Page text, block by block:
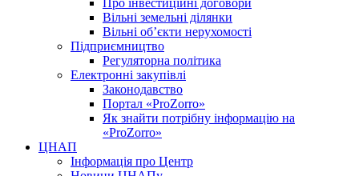
Про інвестиційні договори
Вільні земельні ділянки
Вільні об’єкти нерухомості
Підприємництво
Регуляторна політика
Електронні закупівлі
Законодавство
Портал «ProZorro»
Як знайти потрібну інформацію на
«ProZorro»
ЦНАП
Інформація про Центр